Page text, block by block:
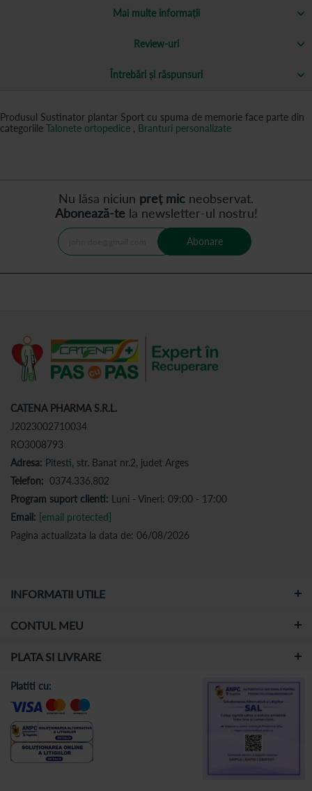
Mai multe informații
Review-uri
Întrebări și răspunsuri
Produsul Sustinator plantar Sport cu spuma de memorie face parte din
categoriile Talonete ortopedice , Branturi personalizate
Nu lăsa niciun preț mic neobservat.
Abonează-tela newsletter-ul nostru!
Abonare
CATENA PHARMA S.R.L.
J2023002710034
RO3008793
Adresa: Pitesti, str. Banat nr.2, judet Arges
Telefon: 0374.336.802
Program suport clienti: Luni - Vineri: 09:00 - 17:00
Email: [email protected]
Pagina actualizata la data de: 06/08/2026
INFORMATII UTILE
CONTUL MEU
PLATA SI LIVRARE
Platiti cu: